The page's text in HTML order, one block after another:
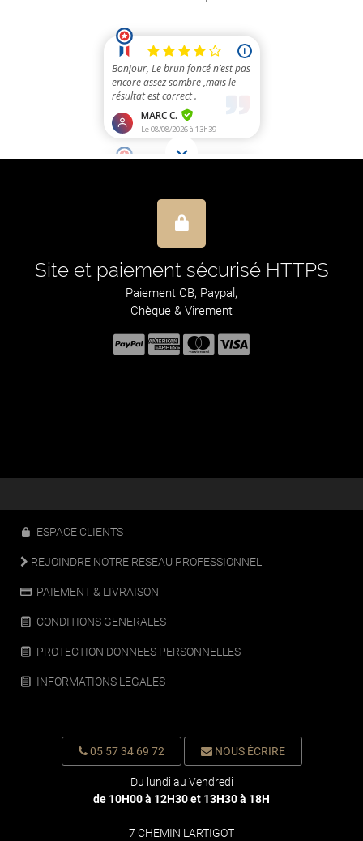
Site et paiement sécurisé HTTPS
Paiement CB, Paypal,
Chèque & Virement
ESPACE CLIENTS
REJOINDRE NOTRE RESEAU PROFESSIONNEL
PAIEMENT & LIVRAISON
CONDITIONS GENERALES
PROTECTION DONNEES PERSONNELLES
INFORMATIONS LEGALES
05 57 34 69 72 NOUS ÉCRIRE
Du lundi au Vendredi
de 10H00 à 12H30 et 13H30 à 18H
7 CHEMIN LARTIGOT